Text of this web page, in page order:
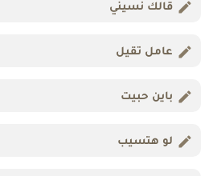
قالك نسيني
عامل تقيل
باين حبيت
لو هتسيب